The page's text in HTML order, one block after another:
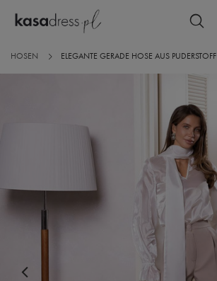
HOSEN ELEGANTE GERADE HOSE AUS PUDERSTOFF